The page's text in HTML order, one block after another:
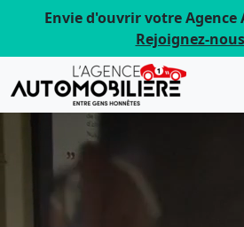
Envie d'ouvrir votre
Rejoignez-nous